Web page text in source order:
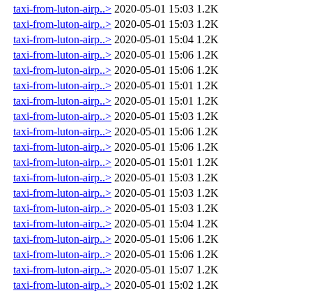
taxi-from-luton-airp..> 2020-05-01 15:03 1.2K
taxi-from-luton-airp..> 2020-05-01 15:03 1.2K
taxi-from-luton-airp..> 2020-05-01 15:04 1.2K
taxi-from-luton-airp..> 2020-05-01 15:06 1.2K
taxi-from-luton-airp..> 2020-05-01 15:06 1.2K
taxi-from-luton-airp..> 2020-05-01 15:01 1.2K
taxi-from-luton-airp..> 2020-05-01 15:01 1.2K
taxi-from-luton-airp..> 2020-05-01 15:03 1.2K
taxi-from-luton-airp..> 2020-05-01 15:06 1.2K
taxi-from-luton-airp..> 2020-05-01 15:06 1.2K
taxi-from-luton-airp..> 2020-05-01 15:01 1.2K
taxi-from-luton-airp..> 2020-05-01 15:03 1.2K
taxi-from-luton-airp..> 2020-05-01 15:03 1.2K
taxi-from-luton-airp..> 2020-05-01 15:03 1.2K
taxi-from-luton-airp..> 2020-05-01 15:04 1.2K
taxi-from-luton-airp..> 2020-05-01 15:06 1.2K
taxi-from-luton-airp..> 2020-05-01 15:06 1.2K
taxi-from-luton-airp..> 2020-05-01 15:07 1.2K
taxi-from-luton-airp..> 2020-05-01 15:02 1.2K